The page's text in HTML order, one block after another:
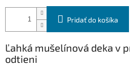
Pridať do košíka
Ľahká mušelínová deka v
odtieni